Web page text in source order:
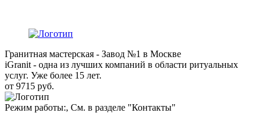
Гранитная мастерская - Завод №1 в Москве
iGranit - одна из лучших компаний в области ритуальных
услуг. Уже более 15 лет.
от 9715 руб.
Режим работы:, См. в разделе "Контакты"